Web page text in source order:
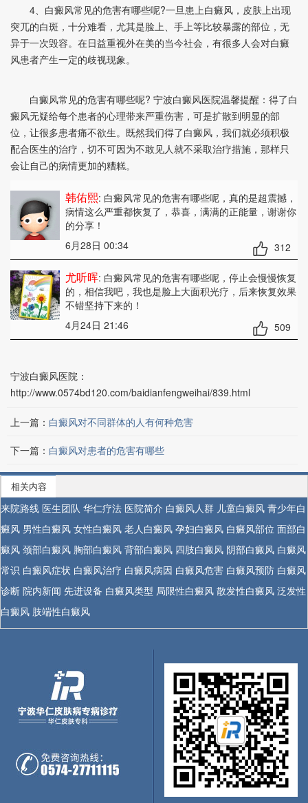
4、白癜风常见的危害有哪些呢?一旦患上白癜风，皮肤上出现
突兀的白斑，十分难看，尤其是脸上、手上等比较暴露的部位，无
异于一次毁容。在日益重视外在美的当今社会，有很多人会对白癜
风患者产生一定的歧视现象。
白癜风常见的危害有哪些呢? 宁波白癜风医院温馨提醒：得了白
癜风无疑给每个患者的心理带来严重伤害，可是扩散到明显的部
位，让很多患者痛不欲生。既然我们得了白癜风，我们就必须积极
配合医生的治疗，切不可因为不敢见人就不采取治疗措施，那样只
会让自己的病情更加的糟糕。
韩佑熙: 白癜风常见的危害有哪些呢，真的是超震撼，
病情这么严重都恢复了，恭喜，满满的正能量，谢谢你
的分享！
6月28日 00:34
312
尤听晖: 白癜风常见的危害有哪些呢，停止会慢慢恢复
的，相信我吧，我也是脸上大面积光疗，后来恢复效果
不错坚持下来的！
4月24日 21:46
509
宁波白癜风医院：
http://www.0574bd120.com/baidianfengweihai/839.html
上一篇： 白癜风对不同群体的人有何种危害
下一篇： 白癜风对患者的危害有哪些
相关内容
来院路线 医生团队 华仁疗法 医院简介 白癜风人群 儿童白癜风 青少年白
癜风 男性白癜风 女性白癜风 老人白癜风 孕妇白癜风 白癜风部位 面部白
癜风 颈部白癜风 胸部白癜风 背部白癜风 四肢白癜风 阴部白癜风 白癜风
常识 白癜风症状 白癜风治疗 白癜风病因 白癜风危害 白癜风预防 白癜风
诊断 院内新闻 先进设备 白癜风类型 局限性白癜风 散发性白癜风 泛发性
白癜风 肢端性白癜风